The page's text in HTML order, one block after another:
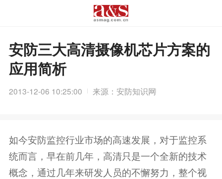
安防三大高清摄像机芯片方案的
应用简析
2013-12-06 10:25:00 来源：安防知识网
如今安防监控行业市场的高速发展，对于监控系
统而言，早在前几年，高清只是一个全新的技术
概念，通过几年来研发人员的不懈努力，整个视